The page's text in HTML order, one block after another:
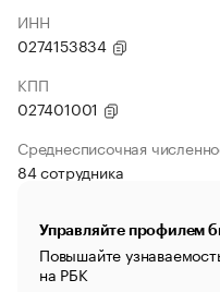
ИНН
0274153834
КПП
027401001
Среднесписочная
84 сотрудника
Управляйте профилем
Повышайте
на РБК